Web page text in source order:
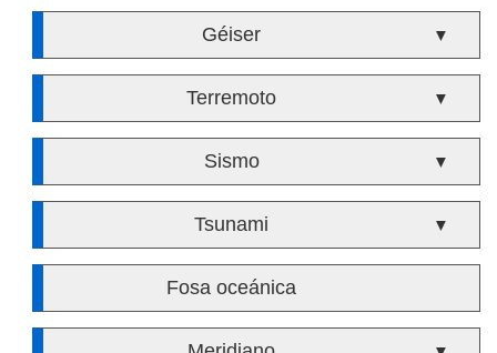
Géiser ▼
Terremoto ▼
Sismo ▼
Tsunami ▼
Fosa oceánica